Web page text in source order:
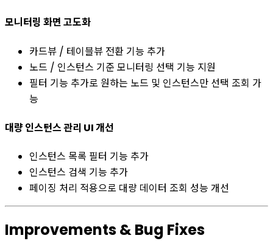
모니터링 화면 고도화
카드뷰 / 테이블뷰 전환 기능 추가
노드 / 인스턴스 기준 모니터링 선택 기능 지원
필터 기능 추가로 원하는 노드 및 인스턴스만 선택 조회 가
능
대량 인스턴스 관리 UI 개선
인스턴스 목록 필터 기능 추가
인스턴스 검색 기능 추가
페이징 처리 적용으로 대량 데이터 조회 성능 개선
Improvements & Bug Fixes